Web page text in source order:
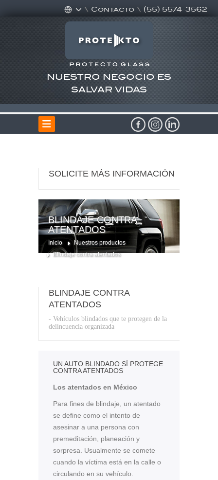
\ Contacto \ (55) 5574-3562
NUESTRO NEGOCIO ES
SALVAR VIDAS
SOLICITE MÁS INFORMACIÓN
BLINDAJE CONTRA
ATENTADOS
Inicio
Nuestros productos
Blindaje contra atentados
BLINDAJE CONTRA
ATENTADOS
- Vehículos blindados que te protegen de la
delincuencia organizada
UN AUTO BLINDADO SÍ PROTEGE
CONTRA ATENTADOS
Los atentados en México
Para fines de blindaje, un atentado
se define como el intento de
asesinar a una persona con
premeditación, planeación y
sorpresa. Usualmente se comete
cuando la víctima está en la calle o
circulando en su vehículo.